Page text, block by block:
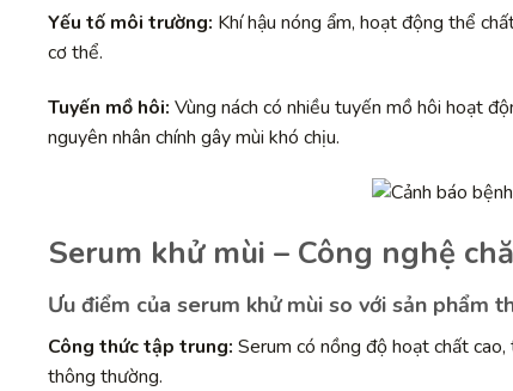
Yếu tố môi trường: Khí hậu nóng ẩm, hoạt động thể
cơ thể.
Tuyến mồ hôi: Vùng nách có nhiều tuyến mồ hôi hoạt
nguyên nhân chính gây mùi khó chịu.
Serum khử mùi – Công nghệ
Ưu điểm của serum khử mùi so với sản phẩm
Công thức tập trung: Serum có nồng độ hoạt chất
thông thường.